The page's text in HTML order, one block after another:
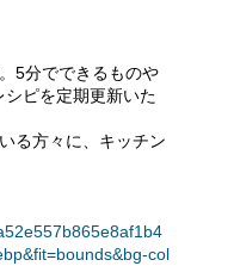
5分でできるものや
シピを定期更新いた
る方々に、キッチン
col